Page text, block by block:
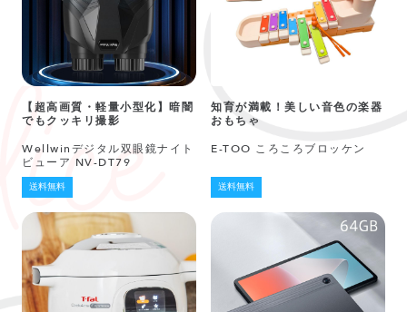
【超高画質・軽量小型化】暗闇
でもクッキリ撮影
Wellwinデジタル双眼鏡ナイト
ビューア NV-DT79
送料無料
知育が満載！美しい音色の楽器
おもちゃ
E-TOO ころころブロッケン
送料無料